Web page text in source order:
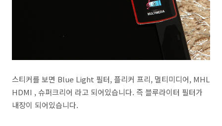
스티커를 보면 Blue Light 필터, 플리커 프리, 멀티미디어, MHL
HDMI , 슈퍼크리어 라고 되어있습니다. 즉 블루라이터 필터가
내장이 되어있습니다.